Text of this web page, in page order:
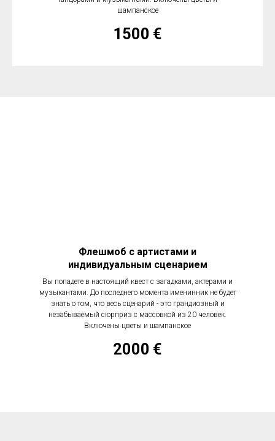
шампанское
1500 €
Флешмоб с артистами и
индивидуальным сценарием
Вы попадете в настоящий квест с загадками, актерами и
музыкантами. До последнего момента именинник не будет
знать о том, что весь сценарий - это грандиозный и
незабываемый сюрприз с массовкой из 20 человек.
Включены цветы и шампанское
2000 €